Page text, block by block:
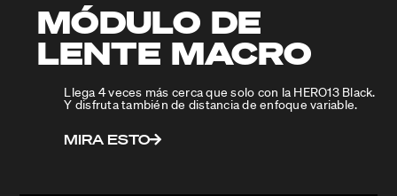
MÓDULO DE
LENTE MACRO
Llega 4 veces más cerca que solo con la HERO13 Black.
Y disfruta también de distancia de enfoque variable.
MIRA ESTO